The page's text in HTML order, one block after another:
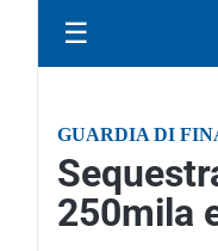
☰
GUARDIA DI
250mila